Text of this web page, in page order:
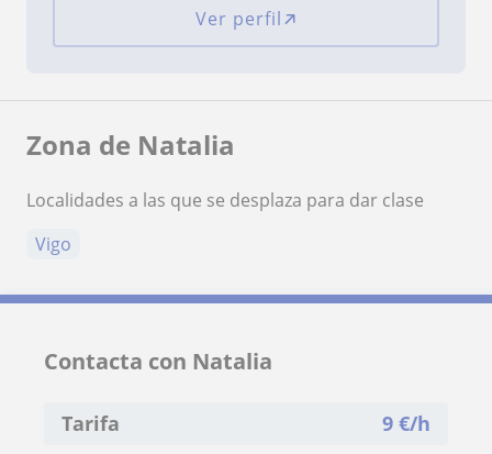
Ver perfil
Zona de Natalia
Localidades a las que se desplaza para dar clase
Vigo
Contacta con Natalia
Tarifa 9 €/h